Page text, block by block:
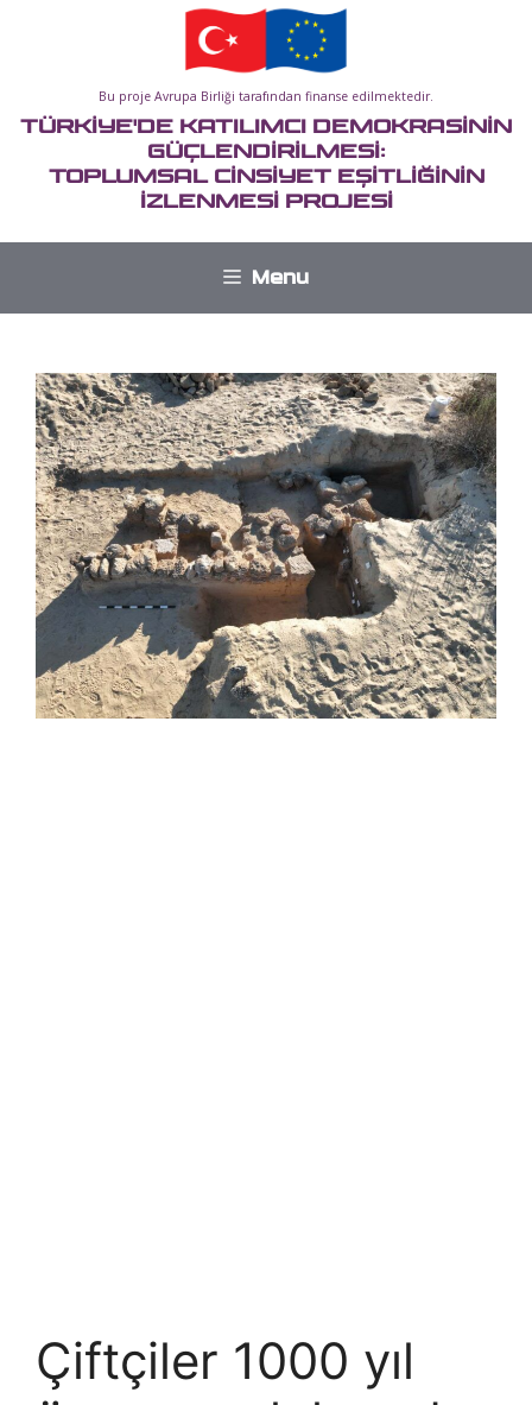
Bu proje Avrupa Birliği tarafından finanse edilmektedir.
TÜRKİYE'DE KATILIMCI DEMOKRASİNİN
GÜÇLENDİRİLMESİ:
TOPLUMSAL CİNSİYET EŞİTLİĞİNİN
İZLENMESİ PROJESİ
Menu
Çiftçiler 1000 yıl